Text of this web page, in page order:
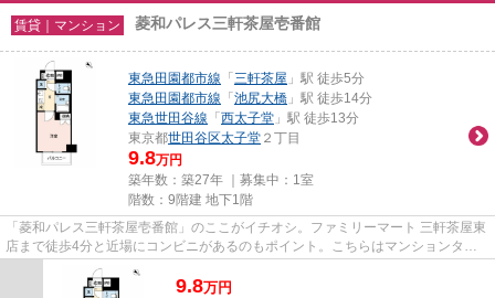
賃貸｜マンション 菱和パレス三軒茶屋壱番館
東急田園都市線 「三軒茶屋 」駅 徒歩5分
東急田園都市線 「池尻大橋 」駅 徒歩14分
東急世田谷線 「西太子堂 」駅 徒歩13分
東京都世田谷区太子堂 ２丁目
9.8万円
築年数：築27年 ｜募集中： 1室
階数：9階建 地下1階
「菱和パレス三軒茶屋壱番館」のここがイチオシ。ファミリーマート 三軒茶屋東
店まで徒歩4分と近場にコンビニがあるのもポイント。こちらはマンションタイ
プになります。駅まで歩いて...
9.8万円